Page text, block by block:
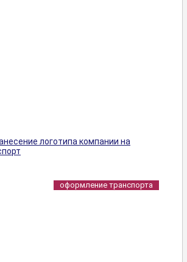
логотипа компании на
оформление транспорта